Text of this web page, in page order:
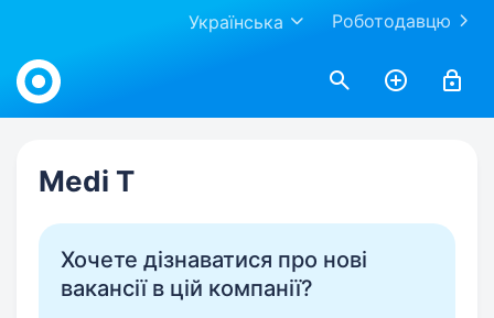
Роботодавцю
Українська
Work.ua
Medi T
Хочете дізнаватися про нові
вакансії в цій компанії?